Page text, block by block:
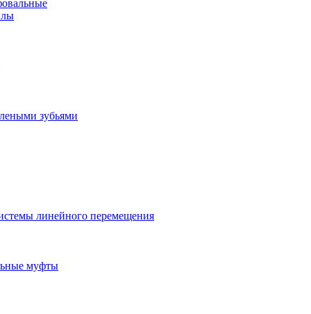
зубьями
линейного перемещения
муфты